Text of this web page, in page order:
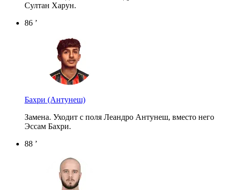
Султан Харун.
86 ’
Бахри (Антунеш)
Замена. Уходит с поля Леандро Антунеш, вместо него
Эссам Бахри.
88 ’